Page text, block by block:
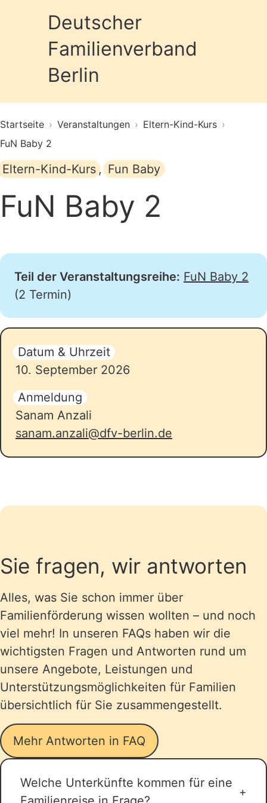
Deutscher
Familienverband
Berlin
Startseite › Veranstaltungen › Eltern-Kind-Kurs ›
FuN Baby 2
Eltern-Kind-Kurs , Fun Baby
FuN Baby 2
Teil der Veranstaltungsreihe: FuN Baby 2
(2 Termin)
Datum & Uhrzeit
10. September 2026
Anmeldung
Sanam Anzali
sanam.anzali@dfv-berlin.de
Sie fragen, wir antworten
Alles, was Sie schon immer über
Familienförderung wissen wollten – und noch
viel mehr! In unseren FAQs haben wir die
wichtigsten Fragen und Antworten rund um
unsere Angebote, Leistungen und
Unterstützungsmöglichkeiten für Familien
übersichtlich für Sie zusammengestellt.
Mehr Antworten in FAQ
Welche Unterkünfte kommen für eine